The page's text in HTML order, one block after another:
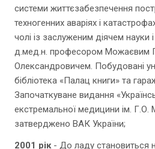
системи життєзабезпечення
техногенних аваріях і
чолі із заслуженим діячем науки і
д.мед.н. професором Можаєвим
Олександровичем. Побудовані
бібліотека «Палац книги» та
Започаткуване видання
екстремальної медицини ім. Г.О.
затверджено ВАК України;
2001 рік- До ладу становиться